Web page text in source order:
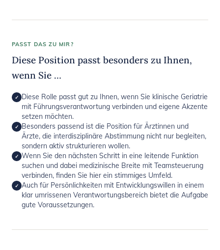
PASST DAS ZU MIR?
Diese Position passt besonders zu Ihnen,
wenn Sie …
✓
Diese Rolle passt gut zu Ihnen, wenn Sie klinische Geriatrie
mit Führungsverantwortung verbinden und eigene Akzente
setzen möchten.
✓
Besonders passend ist die Position für Ärztinnen und
Ärzte, die interdisziplinäre Abstimmung nicht nur begleiten,
sondern aktiv strukturieren wollen.
✓ Wenn Sie den nächsten Schritt in eine leitende Funktion
suchen und dabei medizinische Breite mit Teamsteuerung
verbinden, finden Sie hier ein stimmiges Umfeld.
✓ Auch für Persönlichkeiten mit Entwicklungswillen in einem
klar umrissenen Verantwortungsbereich bietet die Aufgabe
gute Voraussetzungen.